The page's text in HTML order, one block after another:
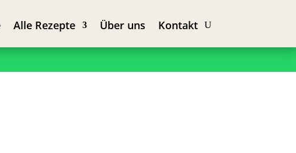
Alle Rezepte Über uns Kontakt